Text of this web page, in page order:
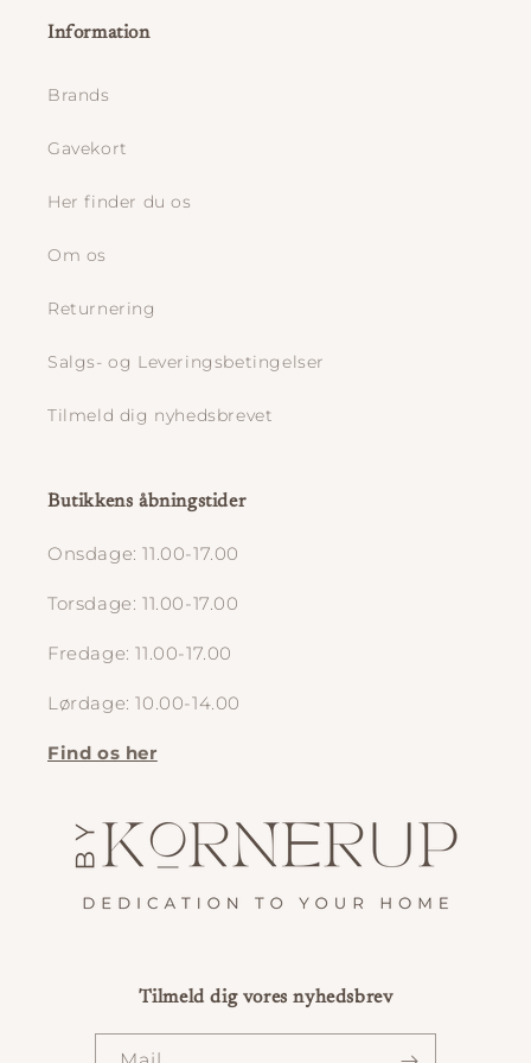
Information
Brands
Gavekort
Her finder du os
Om os
Returnering
Salgs- og Leveringsbetingelser
Tilmeld dig nyhedsbrevet
Butikkens åbningstider
Onsdage: 11.00-17.00
Torsdage: 11.00-17.00
Fredage: 11.00-17.00
Lørdage: 10.00-14.00
Find os her
Tilmeld dig vores nyhedsbrev